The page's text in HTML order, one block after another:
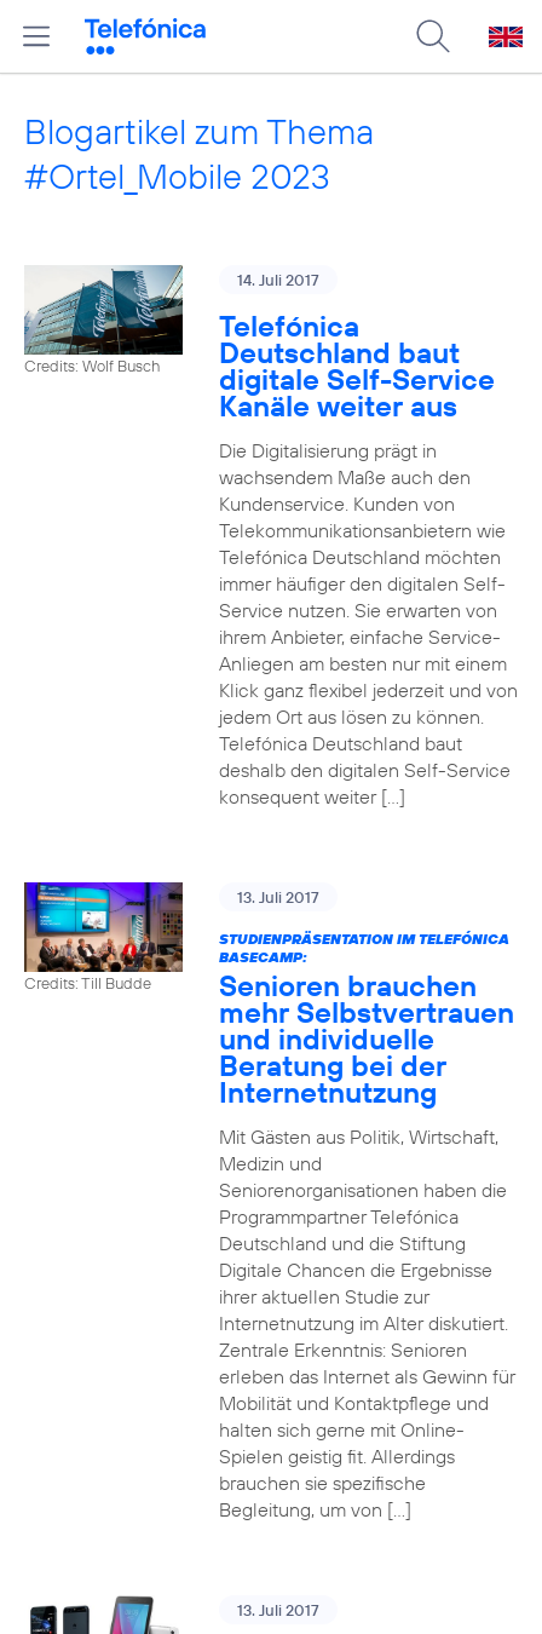
Blogartikel zum Thema
#Ortel_Mobile 2023
Credits: Wolf Busch
14. Juli 2017
Telefónica
Deutschland baut
digitale Self-Service
Kanäle weiter aus
Die Digitalisierung prägt in
wachsendem Maße auch den
Kundenservice. Kunden von
Telekommunikationsanbietern wie
Telefónica Deutschland möchten
immer häufiger den digitalen Self-
Service nutzen. Sie erwarten von
ihrem Anbieter, einfache Service-
Anliegen am besten nur mit einem
Klick ganz flexibel jederzeit und von
jedem Ort aus lösen zu können.
Telefónica Deutschland baut
deshalb den digitalen Self-Service
konsequent weiter […]
Credits: Till Budde
13. Juli 2017
STUDIENPRÄSENTATION IM TELEFÓNICA
BASECAMP:
Senioren brauchen
mehr Selbstvertrauen
und individuelle
Beratung bei der
Internetnutzung
Mit Gästen aus Politik, Wirtschaft,
Medizin und
Seniorenorganisationen haben die
Programmpartner Telefónica
Deutschland und die Stiftung
Digitale Chancen die Ergebnisse
ihrer aktuellen Studie zur
Internetnutzung im Alter diskutiert.
Zentrale Erkenntnis: Senioren
erleben das Internet als Gewinn für
Mobilität und Kontaktpflege und
halten sich gerne mit Online-
Spielen geistig fit. Allerdings
brauchen sie spezifische
Begleitung, um von […]
13. Juli 2017